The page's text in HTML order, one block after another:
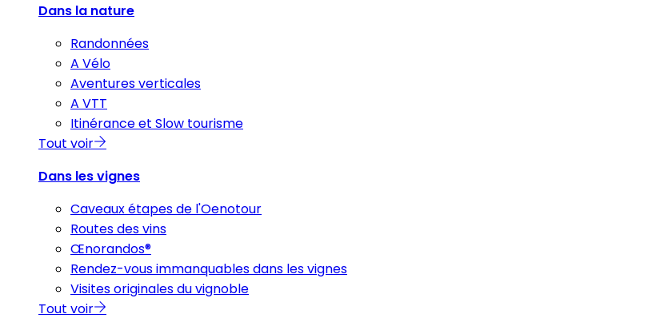
Dans la nature
Randonnées
A Vélo
Aventures verticales
A VTT
Itinérance et Slow tourisme
Tout voir
Dans les vignes
Caveaux étapes de l'Oenotour
Routes des vins
Œnorandos®
Rendez-vous immanquables dans les vignes
Visites originales du vignoble
Tout voir